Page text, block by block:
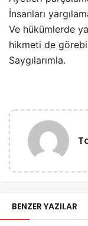
İnsanları
Ve hükümlerde
hikmeti de
Saygılarımla.
BENZER YAZILAR